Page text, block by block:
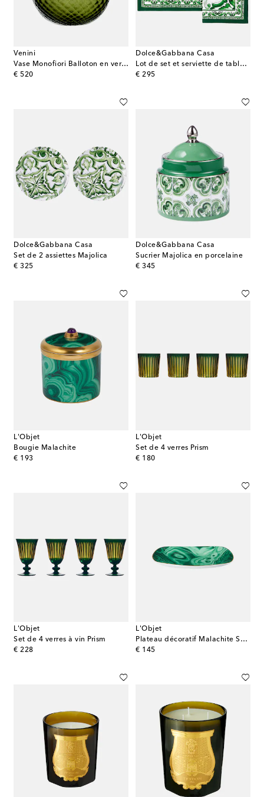
Venini
Vase Monofiori Balloton en verre de Murano
€ 520
original price
Dolce&Gabbana Casa
Lot de set et serviette de table Majolica en lin
€ 295
original price
Dolce&Gabbana Casa
Set de 2 assiettes Majolica
€ 325
original price
Dolce&Gabbana Casa
Sucrier Majolica en porcelaine
€ 345
original price
L'Objet
Bougie Malachite
€ 193
original price
L'Objet
Set de 4 verres Prism
€ 180
original price
L'Objet
Set de 4 verres à vin Prism
€ 228
original price
L'Objet
Plateau décoratif Malachite Small
€ 145
original price